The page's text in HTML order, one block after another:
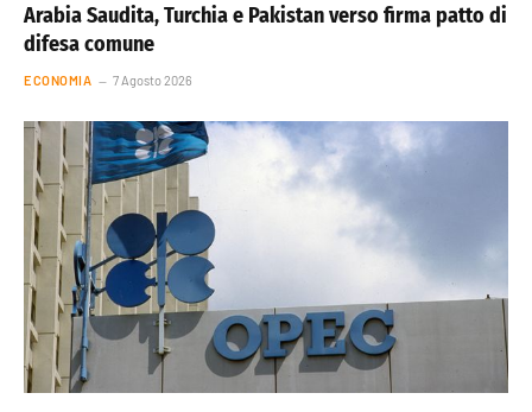
Arabia Saudita, Turchia e Pakistan verso firma patto di
difesa comune
ECONOMIA 7 Agosto 2026